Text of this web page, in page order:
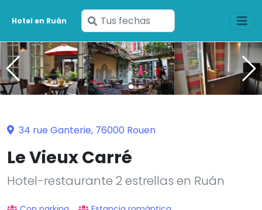
Hotel en Ruán
Ingresa
tus
fechas
34 rue Ganterie, 76000 Rouen
Le Vieux Carré
Hotel-restaurante 2 estrellas en Ruán